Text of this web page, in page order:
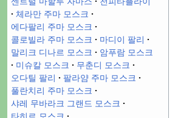
체라만 주마 모스크
에다팔리 주마 모스크
콜로빌라 주마 모스크
마디이 팔리
말리크 디나르 모스크
암푸람 모스크
미슈칼 모스크
무춘디 모스크
오다틸 팔리
팔라얌 주마 모스크
풀란치리 주마 모스크
샤레 무바라크 그랜드 모스크